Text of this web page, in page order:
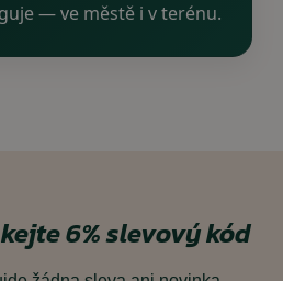
— ve městě i v terénu.
6% slevový kód